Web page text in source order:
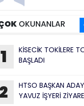
OKUNANLAR
1
KİSECİK TOKİLERE
BAŞLADI
HTSO BAŞKAN
YAVUZ İŞYERİ